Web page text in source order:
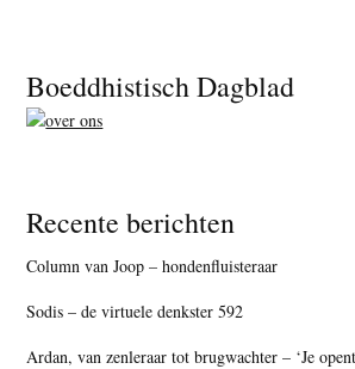
Footer
Boeddhistisch Dagblad
Recente berichten
Column van Joop – hondenfluisteraar
Sodis – de virtuele denkster 592
Ardan, van zenleraar tot brugwachter – ‘Je